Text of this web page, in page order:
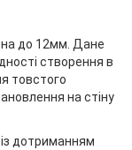
до 12мм. Дане
створення в
товстого
на стіну
дотриманням